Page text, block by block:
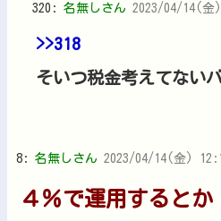
320: 名無しさん 2023/04/14(金
>>318
そいつ税金考えてない
8: 名無しさん 2023/04/14(金)
４％で運用するとか